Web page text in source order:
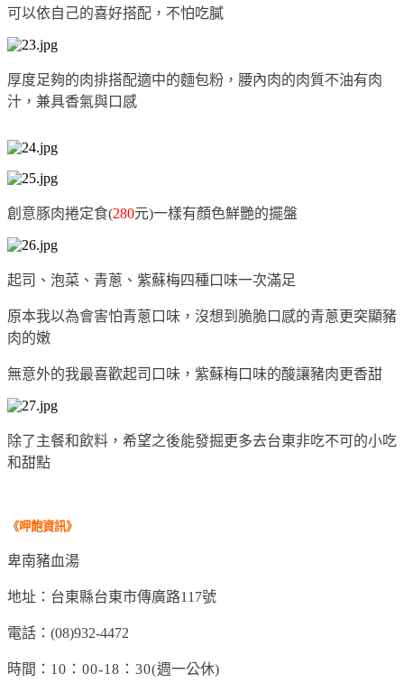
可以依自己的喜好搭配，不怕吃膩
厚度足夠的肉排搭配適中的麵包粉，腰內肉的肉質不油有肉
汁，兼具香氣與口感
創意豚肉捲定食(280元)一樣有顏色鮮艷的擺盤
起司、泡菜、青蔥、紫蘇梅四種口味一次滿足
原本我以為會害怕青蔥口味，沒想到脆脆口感的青蔥更突顯豬
肉的嫩
無意外的我最喜歡起司口味，紫蘇梅口味的酸讓豬肉更香甜
除了主餐和飲料，希望之後能發掘更多去台東非吃不可的小吃
和甜點
《呷飽資訊》
卑南豬血湯
地址：台東縣台東市傳廣路117號
電話：(08)932-4472
時間： 10 ：00-18：30(週一公休)